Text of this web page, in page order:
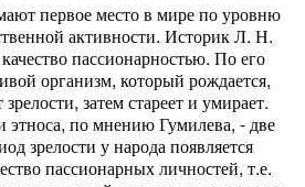
первое место в мире по уровню
активности. Историк Л. Н.
пассионарностью. По его
организм, который рождается,
зрелости, затем стареет и умирает.
по мнению Гумилева, - две
зрелости у народа появляется
пассионарных личностей, т.е.